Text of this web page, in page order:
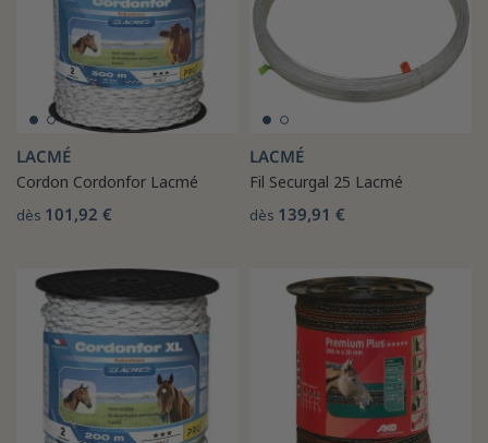
LACMÉ
Cordon Cordonfor Lacmé
dès 101,92 €
LACMÉ
Fil Securgal 25 Lacmé
dès 139,91 €